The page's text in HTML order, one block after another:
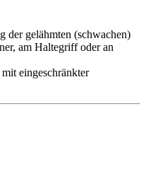
der gelähmten (schwachen)
am Haltegriff oder an
eingeschränkter